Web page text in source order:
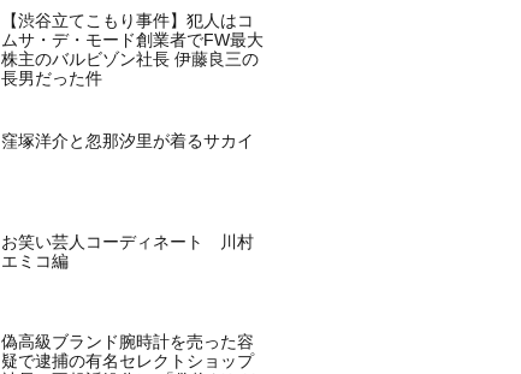
【渋谷立てこもり事件】犯人はコ
ムサ・デ・モード創業者でFW最大
株主のバルビゾン社長 伊藤良三の
長男だった件
窪塚洋介と忽那汐里が着るサカイ
お笑い芸人コーディネート 川村
エミコ編
偽高級ブランド腕時計を売った容
疑で逮捕の有名セレクトショップ